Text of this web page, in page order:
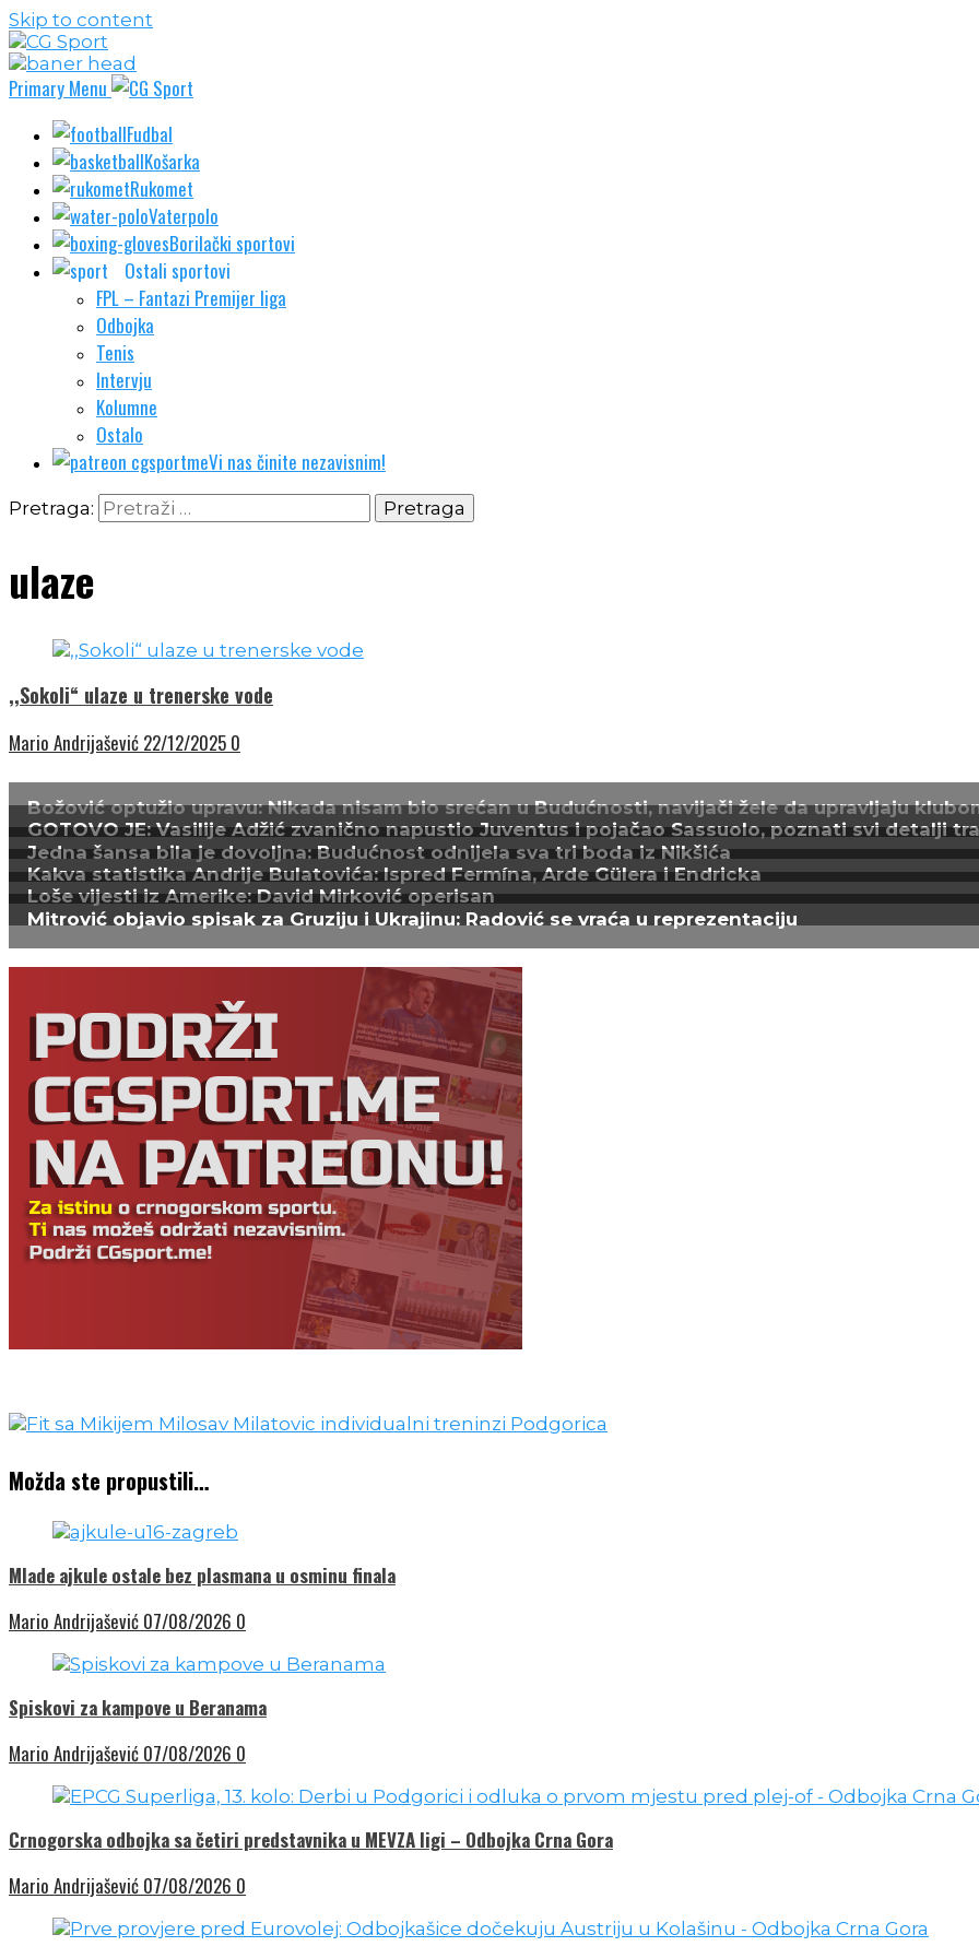
Skip to content
Primary Menu
Fudbal
Košarka
Rukomet
Vaterpolo
Borilački sportovi
Ostali sportovi
FPL – Fantazi Premijer liga
Odbojka
Tenis
Intervju
Kolumne
Ostalo
Vi nas činite nezavisnim!
Pretraga:
ulaze
,,Sokoli“ ulaze u trenerske vode
Mario Andrijašević 22/12/2025 0
Božović optužio upravu: Nikada nisam bio srećan u Budućnosti, navijači žele da upravljaju
GOTOVO JE: Vasilije Adžić zvanično napustio Juventus i pojačao Sassuolo, poznati svi detalji
Jedna šansa bila je dovoljna: Budućnost odnijela sva tri boda iz Nikšića
Kakva statistika Andrije Bulatovića: Ispred Fermína, Arde Gülera i Endricka
Loše vijesti iz Amerike: David Mirković operisan
Mitrović objavio spisak za Gruziju i Ukrajinu: Radović se vraća u reprezentaciju
Možda ste propustili…
Mlade ajkule ostale bez plasmana u osminu finala
Mario Andrijašević 07/08/2026 0
Spiskovi za kampove u Beranama
Mario Andrijašević 07/08/2026 0
Crnogorska odbojka sa četiri predstavnika u MEVZA ligi – Odbojka Crna Gora
Mario Andrijašević 07/08/2026 0